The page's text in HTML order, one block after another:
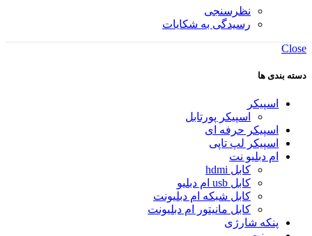
نظرسنجی
رسیدگی به شکایات
Close
دسته بندی ها
اسپیکر
اسپیکر پورتابل
اسپیکر حرفه ای
اسپیکر لپ تاپی
ام دبلیو نت
کابل hdmi
کابل usb ام دبلیو
کابل شبکه ام دبلیونت
کابل مانیتور ام دبلیونت
پنکه شارژی